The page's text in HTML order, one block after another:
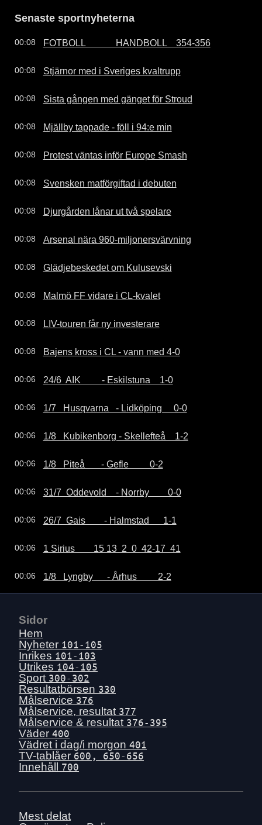
Senaste sportnyheterna
00:08 FOTBOLL             HANDBOLL    354-356
00:08 Stjärnor med i Sveriges kvaltrupp
00:08 Sista gången med gänget för Stroud
00:08 Mjällby tappade - föll i 94:e min
00:08 Protest väntas inför Europe Smash
00:08 Svensken matförgiftad i debuten
00:08 Djurgården lånar ut två spelare
00:08 Arsenal nära 960-miljonersvärvning
00:08 Glädjebeskedet om Kulusevski
00:08 Malmö FF vidare i CL-kvalet
00:08 LIV-touren får ny investerare
00:08 Bajens kross i CL - vann med 4-0
00:06 24/6  AIK         - Eskilstuna    1-0
00:06 1/7   Husqvarna   - Lidköping     0-0
00:06 1/8   Kubikenborg - Skellefteå    1-2
00:06 1/8   Piteå       - Gefle         0-2
00:06 31/7  Oddevold    - Norrby        0-0
00:06 26/7  Gais        - Halmstad      1-1
00:06 1 Sirius        15 13  2  0  42-17  41
00:06 1/8   Lyngby      - Århus         2-2
Sidor
Hem
Nyheter 101-105
Inrikes 101-103
Utrikes 104-105
Sport 300-302
Resultatbörsen 330
Målservice 376
Målservice, resultat 377
Målservice & resultat 376-395
Väder 400
Vädret i dag/i morgon 401
TV-tablåer 600, 650-656
Innehåll 700
Mest delat